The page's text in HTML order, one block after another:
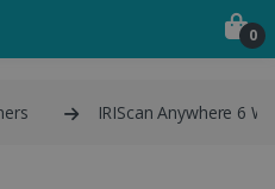
0
IRIScan Anywhere 6